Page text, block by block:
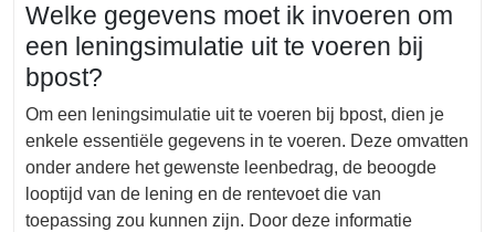
Welke gegevens moet ik invoeren om
een leningsimulatie uit te voeren bij
bpost?
Om een leningsimulatie uit te voeren bij bpost, dien je
enkele essentiële gegevens in te voeren. Deze omvatten
onder andere het gewenste leenbedrag, de beoogde
looptijd van de lening en de rentevoet die van
toepassing zou kunnen zijn. Door deze informatie